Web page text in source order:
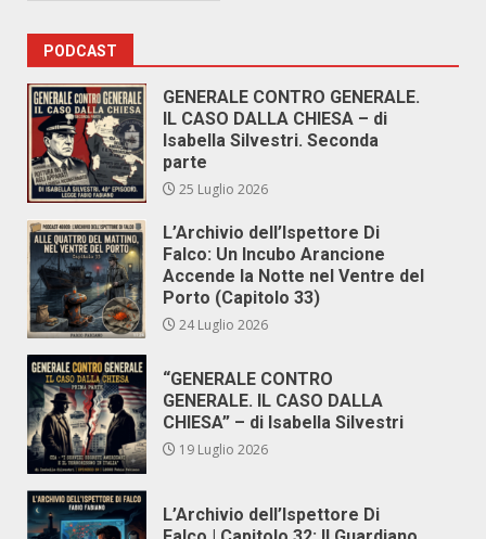
PODCAST
GENERALE CONTRO GENERALE.
IL CASO DALLA CHIESA – di
Isabella Silvestri. Seconda
parte
25 Luglio 2026
L’Archivio dell’Ispettore Di
Falco: Un Incubo Arancione
Accende la Notte nel Ventre del
Porto (Capitolo 33)
24 Luglio 2026
“GENERALE CONTRO
GENERALE. IL CASO DALLA
CHIESA” – di Isabella Silvestri
19 Luglio 2026
L’Archivio dell’Ispettore Di